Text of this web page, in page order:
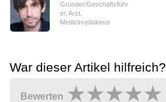
Gründer/Geschäftsführ
er, Arzt,
Medizinredakteur
War dieser Artikel hilfreich?
Bewerten